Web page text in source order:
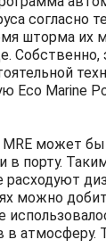
согласно
шторма их
Собственно,
Eco Marine
MRE может
в порту.
расходуют
можно
атмосферу.